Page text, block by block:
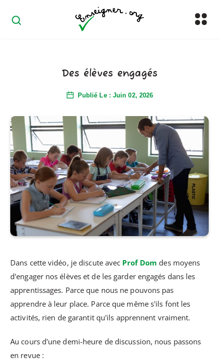
Des élèves engagés
Publié Le : Juin 02, 2026
Dans cette vidéo, je discute avec Prof Dom des moyens
d'engager nos élèves et de les garder engagés dans les
apprentissages. Parce que nous ne pouvons pas
apprendre à leur place. Parce que même s'ils font les
activités, rien de garantit qu'ils apprennent vraiment.
Au cours d'une demi-heure de discussion, nous passons
en revue :